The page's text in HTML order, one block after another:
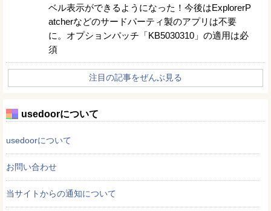
ベル表示ができるようになった！今後はExplorerP
atcherなどのサードパーティ製のアプリは不要
に。オプションパッチ「KB5030310」の適用は必
須
注目の記事をぜんぶ見る
usedoorについて
usedoorについて
お問い合わせ
当サイトからの通知について